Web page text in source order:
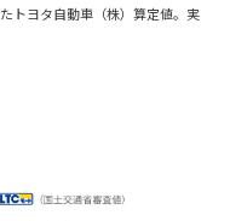
トヨタ自動車（株）算定値。実